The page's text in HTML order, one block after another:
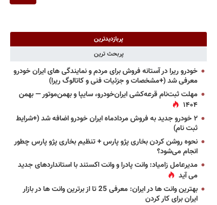
پربازدیدترین
پربحث ترین
خودرو ریرا در آستانه فروش برای مردم و نمایندگی های ایران خودرو
معرفی شد (+مشخصات و جزئیات فنی و کاتالوگ ریرا)
مهلت ثبت‌نام قرعه‌کشی ایران‌خودرو، سایپا و بهمن‌موتور — بهمن
۱۴۰۴
۲ خودرو جدید به فروش مردادماه ایران خودرو اضافه شد (+شرایط
ثبت نام)
نحوه روشن کردن بخاری پژو پارس + تنظیم بخاری پژو پارس چطور
انجام می‌شود؟
مدیرعامل زامیاد: وانت پادرا و وانت اکستند با استانداردهای جدید
می آید
بهترین وانت ها در ایران: معرفی 25 تا از برترین وانت ها در بازار
ایران برای کار کردن